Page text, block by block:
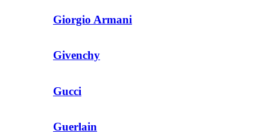
Giorgio Armani
Givenchy
Gucci
Guerlain